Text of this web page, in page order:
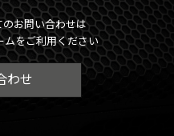
お問い合わせは
ムをご利用ください
わせ